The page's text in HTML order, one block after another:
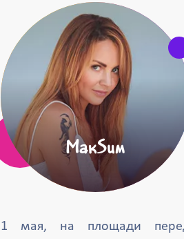
МакSим
1 мая, на площади